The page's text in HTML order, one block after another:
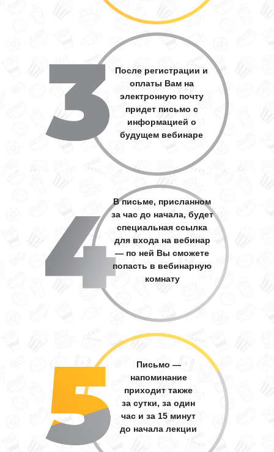
После регистрации и
оплаты Вам на
электронную почту
придет письмо с
информацией о
будущем вебинаре
В письме, присланном
за час до начала, будет
специальная ссылка
для входа на вебинар
— по ней Вы сможете
попасть в вебинарную
комнату
Письмо —
напоминание
приходит также
за сутки, за один
час и за 15 минут
до начала лекции